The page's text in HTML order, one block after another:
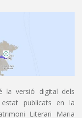
la versió digital dels
publicats en la
Literari Maria